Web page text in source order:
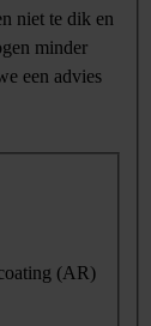
niet te dik en
minder
een advies
(AR)